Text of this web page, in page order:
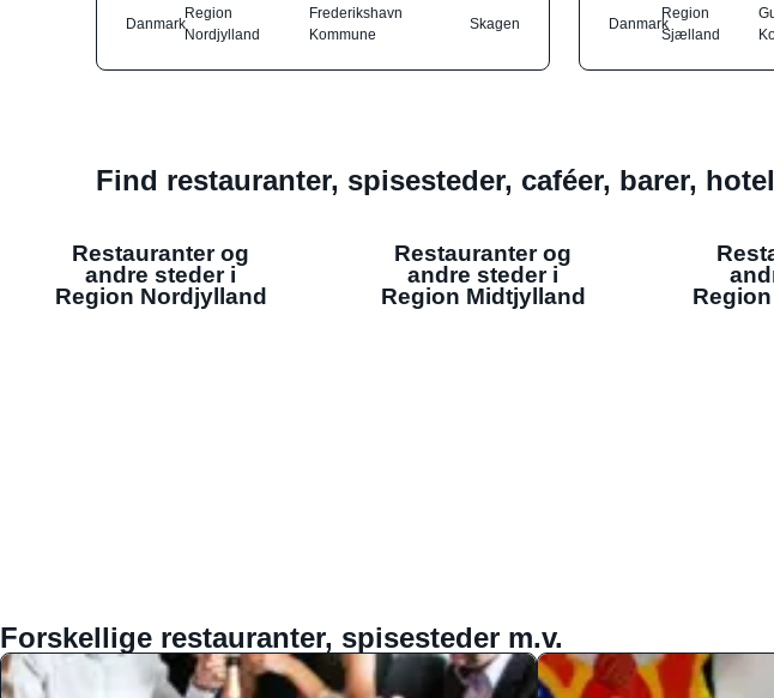
Danmark
Region
Nordjylland
Frederikshavn
Kommune
Skagen
Danmark
Region
Sjælland
Find restauranter, spisesteder, caféer, barer,
Restauranter og
andre steder i
Region Nordjylland
Restauranter og
andre steder i
Region Midtjylland
Forskellige restauranter, spisesteder m.v.